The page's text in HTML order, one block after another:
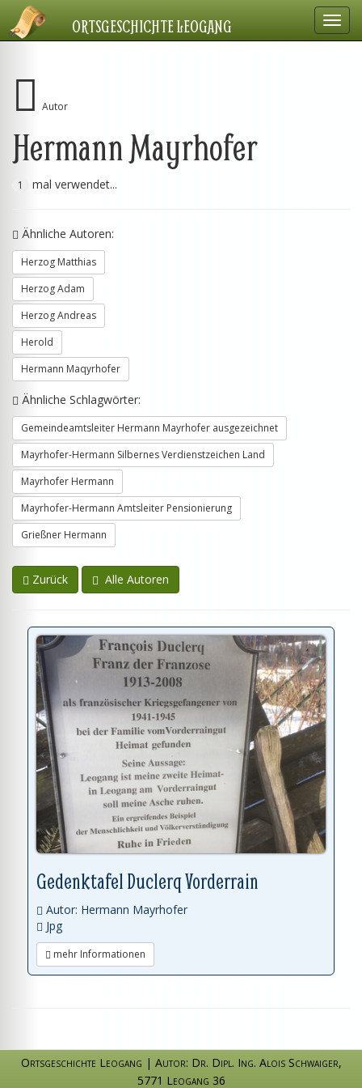
ORTSGESCHICHTE LEOGANG
Autor
Hermann Mayrhofer
1 mal verwendet...
Ähnliche Autoren:
Herzog Matthias
Herzog Adam
Herzog Andreas
Herold
Hermann Maqyrhofer
Ähnliche Schlagwörter:
Gemeindeamtsleiter Hermann Mayrhofer ausgezeichnet
Mayrhofer-Hermann Silbernes Verdienstzeichen Land
Mayrhofer Hermann
Mayrhofer-Hermann Amtsleiter Pensionierung
Grießner Hermann
Zurück Alle Autoren
Gedenktafel Duclerq Vorderrain
Autor: Hermann Mayrhofer
Jpg
mehr Informationen
Ortsgeschichte Leogang | Autor: Dr. Dipl. Ing. Alois Schwaiger,
5771 Leogang 36